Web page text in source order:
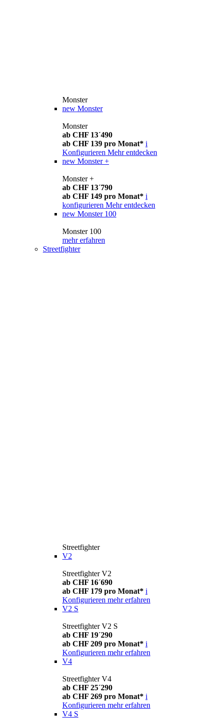
Monster
new Monster
Monster
ab CHF 13´490
ab CHF 139 pro Monat* i
Konfigurieren Mehr entdecken
new Monster +
Monster +
ab CHF 13´790
ab CHF 149 pro Monat* i
konfigurieren Mehr entdecken
new Monster 100
Monster 100
mehr erfahren
Streetfighter
Streetfighter
V2
Streetfighter V2
ab CHF 16´690
ab CHF 179 pro Monat* i
Konfigurieren mehr erfahren
V2 S
Streetfighter V2 S
ab CHF 19´290
ab CHF 209 pro Monat* i
Konfigurieren mehr erfahren
V4
Streetfighter V4
ab CHF 25´290
ab CHF 269 pro Monat* i
Konfigurieren mehr erfahren
V4 S